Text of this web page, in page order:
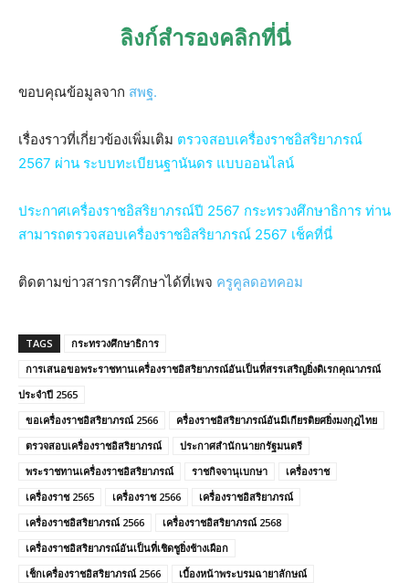
ลิงก์สำรองคลิกที่นี่
ขอบคุณข้อมูลจาก สพฐ.
เรื่องราวที่เกี่ยวข้องเพิ่มเติม ตรวจสอบเครื่องราชอิสริยาภรณ์
2567 ผ่าน ระบบทะเบียนฐานันดร แบบออนไลน์
ประกาศเครื่องราชอิสริยาภรณ์ปี 2567 กระทรวงศึกษาธิการ ท่าน
สามารถตรวจสอบเครื่องราชอิสริยาภรณ์ 2567 เช็คที่นี่
ติดตามข่าวสารการศึกษาได้ที่เพจ ครูคูลดอทคอม
TAGS
กระทรวงศึกษาธิการ
การเสนอขอพระราชทานเครื่องราชอิสริยาภรณ์อันเป็นที่สรรเสริญยิ่งดิเรกคุณาภรณ์
ประจำปี 2565
ขอเครื่องราชอิสริยาภรณ์ 2566
ครื่องราชอิสริยาภรณ์อันมีเกียรติยศยิ่งมงกุฎไทย
ตรวจสอบเครื่องราชอิสริยาภรณ์
ประกาศสำนักนายกรัฐมนตรี
พระราชทานเครื่องราชอิสริยาภรณ์
ราชกิจจานุเบกษา
เครื่องราช
เครื่องราช 2565
เครื่องราช 2566
เครื่องราชอิสริยาภรณ์
เครื่องราชอิสริยาภรณ์ 2566
เครื่องราชอิสริยาภรณ์ 2568
เครื่องราชอิสริยาภรณ์อันเป็นที่เชิดชูยิ่งช้างเผือก
เช็กเครื่องราชอิสริยาภรณ์ 2566
เบื้องหน้าพระบรมฉายาลักษณ์